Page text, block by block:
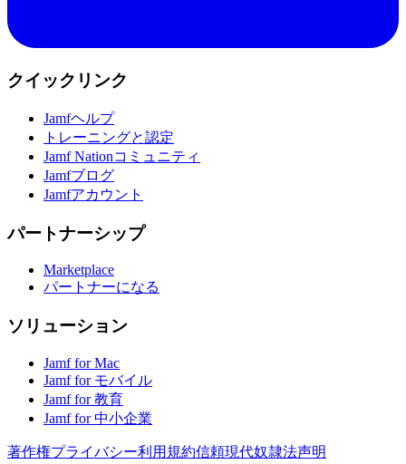
クイックリンク
Jamfヘルプ
トレーニングと認定
Jamf Nationコミュニティ
Jamfブログ
Jamfアカウント
パートナーシップ
Marketplace
パートナーになる
ソリューション
Jamf for Mac
Jamf for モバイル
Jamf for 教育
Jamf for 中小企業
著作権プライバシー利用規約信頼現代奴隷法声明